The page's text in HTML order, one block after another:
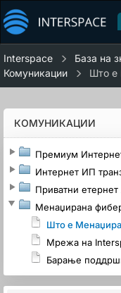
Interspace База на
Комуникации
Што е
КОМУНИКАЦИИ
Премиум
Интернет ИП
Приватни етернет
Менаџирана
Што е
Мрежа на
Барање